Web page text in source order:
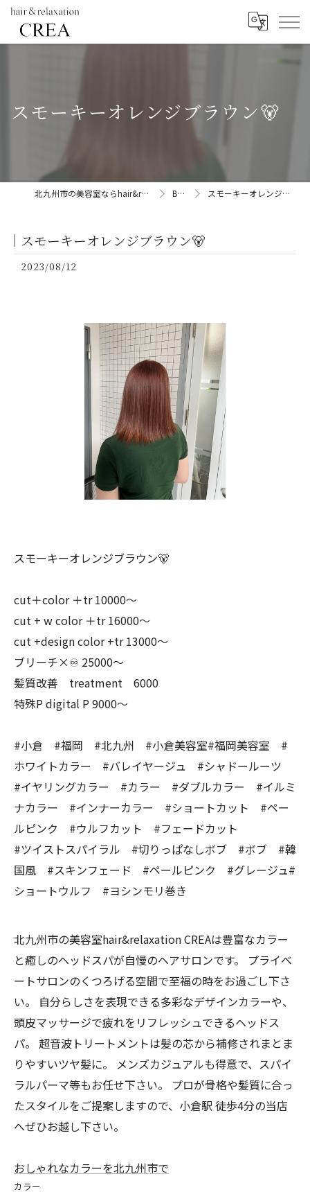
スモーキーオレンジブラウン🐻
北九州市の美容室ならhair&relaxation CREA BLOG スモーキーオレンジブラウン🐻
スモーキーオレンジブラウン🐻
2023/08/12
スモーキーオレンジブラウン🐻
cut＋color ＋tr 10000〜
cut + w color ＋tr 16000〜
cut +design color +tr 13000〜
ブリーチ×♾ 25000〜
髪質改善 treatment 6000
特殊P digital P 9000〜
#小倉 #福岡 #北九州 #小倉美容室#福岡美容室 #
ホワイトカラー #バレイヤージュ #シャドールーツ
#イヤリングカラー #カラー #ダブルカラー #イルミ
ナカラー #インナーカラー #ショートカット #ペー
ルピンク #ウルフカット #フェードカット
#ツイストスパイラル #切りっぱなしボブ #ボブ #韓
国風 #スキンフェード #ペールピンク #グレージュ#
ショートウルフ #ヨシンモリ巻き
北九州市の美容室hair&relaxation CREAは豊富なカラー
と癒しのヘッドスパが自慢のヘアサロンです。 プライベ
ートサロンのくつろげる空間で至福の時をお過ごし下さ
い。 自分らしさを表現できる多彩なデザインカラーや、
頭皮マッサージで疲れをリフレッシュできるヘッドス
パ。 超音波トリートメントは髪の芯から補修されまとま
りやすいツヤ髪に。 メンズカジュアルも得意で、スパイ
ラルパーマ等もお任せ下さい。 プロが骨格や髪質に合っ
たスタイルをご提案しますので、小倉駅 徒歩4分の当店
へぜひお越し下さい。
おしゃれなカラーを北九州市で
カラー